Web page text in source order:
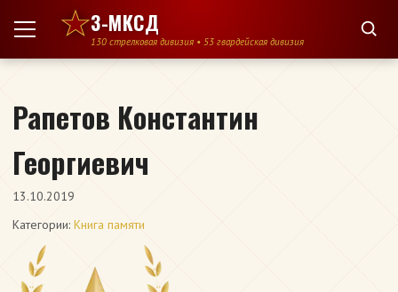
Перейти к содержимому
3-МКСД
130 стрелковая дивизия • 53 гвардейская дивизия
Рапетов Константин
Георгиевич
13.10.2019
Категории: Книга памяти